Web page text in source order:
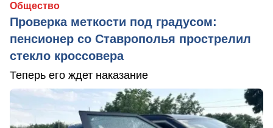
Общество
Проверка меткости под градусом:
пенсионер со Ставрополья прострелил
стекло кроссовера
Теперь его ждет наказание